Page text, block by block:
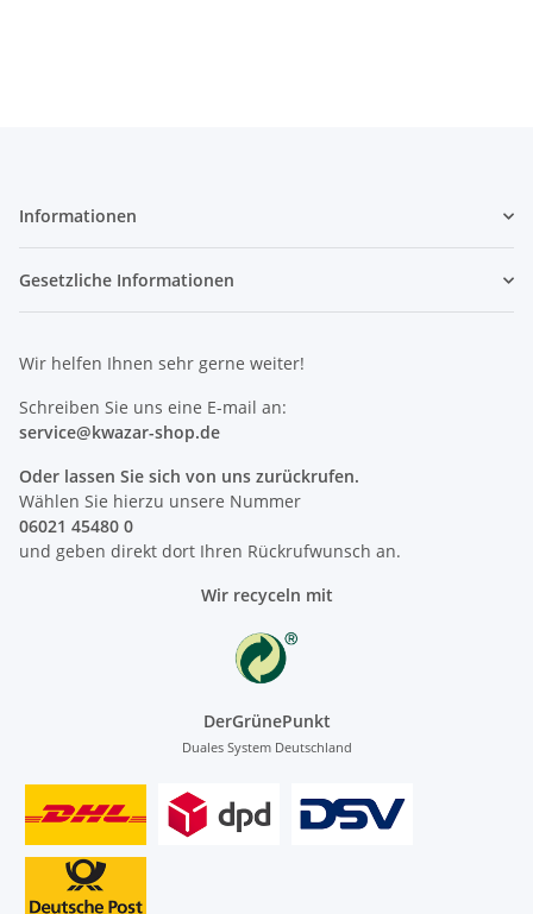
Informationen
Gesetzliche Informationen
Wir helfen Ihnen sehr gerne weiter!
Schreiben Sie uns eine E-mail an:
service@kwazar-shop.de
Oder lassen Sie sich von uns zurückrufen.
Wählen Sie hierzu unsere Nummer
06021 45480 0
und geben direkt dort Ihren Rückrufwunsch an.
Wir recyceln mit
DerGrünePunkt
Duales System Deutschland